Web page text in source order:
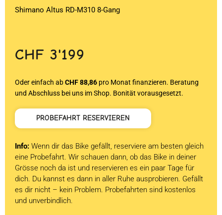
Shimano Altus RD-M310 8-Gang
CHF 3'199
Oder einfach abCHF 88,86 pro Monat finanzieren. Beratung
und Abschluss bei uns im Shop. Bonität vorausgesetzt.
PROBEFAHRT RESERVIEREN
Info: Wenn dir das Bike gefällt, reserviere am besten gleich
eine Probefahrt. Wir schauen dann, ob das Bike in deiner
Grösse noch da ist und reservieren es ein paar Tage für
dich. Du kannst es dann in aller Ruhe ausprobieren. Gefällt
es dir nicht – kein Problem. Probefahrten sind kostenlos
und unverbindlich.